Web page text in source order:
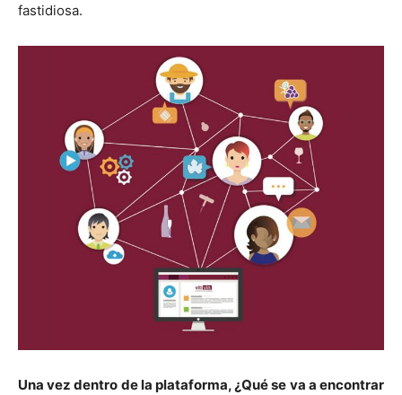
fastidiosa.
Una vez dentro de la plataforma, ¿Qué se va a encontrar